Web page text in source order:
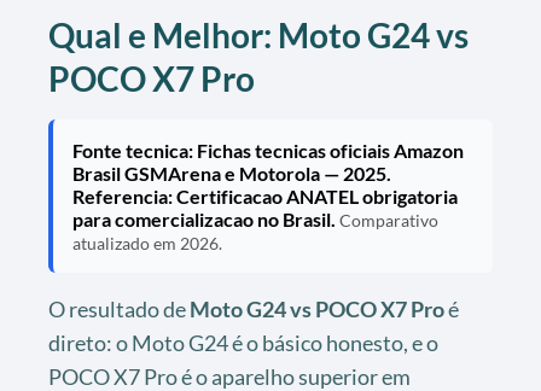
Qual e Melhor: Moto G24 vs
POCO X7 Pro
Fonte tecnica: Fichas tecnicas oficiais Amazon
Brasil GSMArena e Motorola — 2025.
Referencia: Certificacao ANATEL obrigatoria
para comercializacao no Brasil. Comparativo
atualizado em 2026.
O resultado deMoto G24 vs POCO X7 Proé
direto: o Moto G24 é o básico honesto, e o
POCO X7 Pro é o aparelho superior em